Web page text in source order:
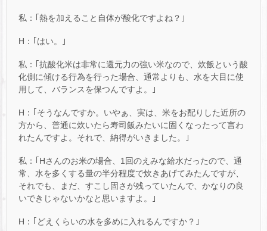
私：｢熱を加えること自体が酸化ですよね？｣
H：｢はい。｣
私：｢抗酸化米は非常に還元力の強い米なので、炊飯という酸
化側に傾ける行為を行った場合、通常よりも、水を大目に使
用して、バランスを保つんですよ。｣
H：｢そうなんですか。いやぁ、実は、米をお配りした近所の
方から、普通に炊いたら寿司飯みたいに固くなったって言わ
れたんですよ。それで、納得がいきました。｣
私：｢Hさんのお米の場合、1回のえみな給水だったので、通
常、水を多くする量の半分程度で炊きあげてみたんですが、
それでも、まだ、すこし固さが残っていたんで、かなりの良
いできじゃないかなと思いますよ。｣
H：｢どえくらいの水を多めに入れるんですか？｣